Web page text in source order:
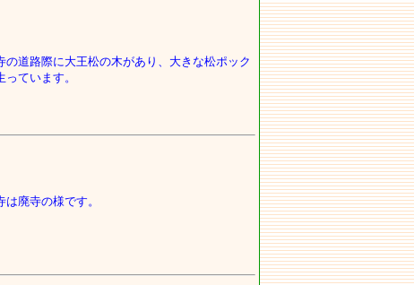
の道路際に大王松の木があり、大きな松ポック
っています。
は廃寺の様です。